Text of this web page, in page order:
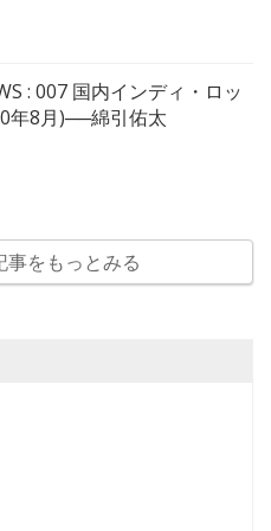
: 007 国内インディ・ロッ
年8月)──綿引佑太
事をもっとみる